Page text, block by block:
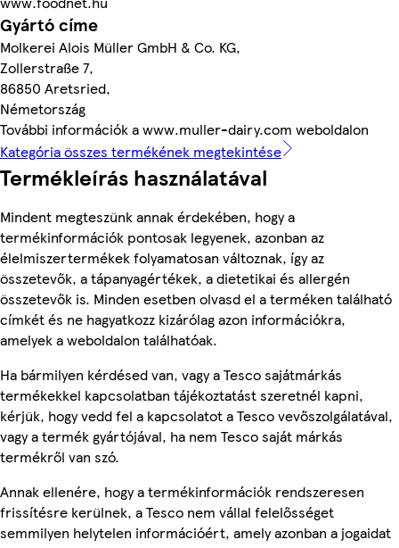
Gyártó címe
Molkerei Alois Müller GmbH & Co. KG,
Zollerstraße 7,
86850 Aretsried,
Németország
További információk a www.muller-dairy.com weboldalon
Kategória összes termékének megtekintése
Termékleírás használatával
Mindent megteszünk annak érdekében, hogy a
termékinformációk pontosak legyenek, azonban az
élelmiszertermékek folyamatosan változnak, így az
összetevők, a tápanyagértékek, a dietetikai és allergén
összetevők is. Minden esetben olvasd el a terméken található
címkét és ne hagyatkozz kizárólag azon információkra,
amelyek a weboldalon találhatóak.
Ha bármilyen kérdésed van, vagy a Tesco sajátmárkás
termékekkel kapcsolatban tájékoztatást szeretnél kapni,
kérjük, hogy vedd fel a kapcsolatot a Tesco vevőszolgálatával,
vagy a termék gyártójával, ha nem Tesco saját márkás
termékről van szó.
Annak ellenére, hogy a termékinformációk rendszeresen
frissítésre kerülnek, a Tesco nem vállal felelősséget
semmilyen helytelen információért, amely azonban a jogaidat